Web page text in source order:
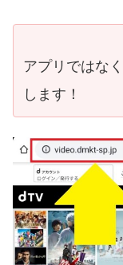
アプリではなく
します！